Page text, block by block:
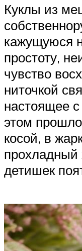
Куклы из
кажущуюся
простоту,
чувство
ниточкой
настоящее
этом
косой, в
прохладный
детишек